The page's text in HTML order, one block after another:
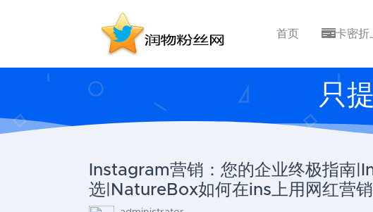
首页 卡密折
只
Instagram营销：您的企业终极指南
选|NatureBox如何在ins上用网红营